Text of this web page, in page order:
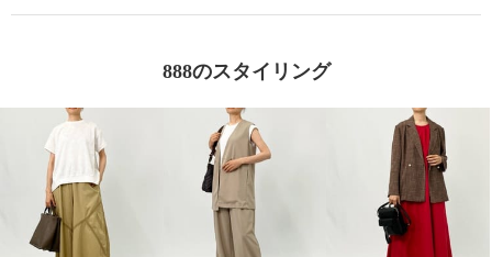
888のスタイリング